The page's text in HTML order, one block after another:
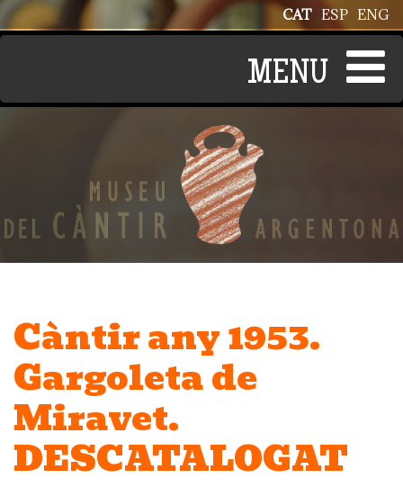
Vés al contingut ENG
ESP
CAT
Càntir any 1953.
Gargoleta de
Miravet.
DESCATALOGAT